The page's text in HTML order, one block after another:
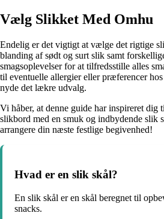
Vælg Slikket Med Omhu
Endelig er det vigtigt at vælge det rigtige
blanding af sødt og surt slik samt
smagsoplevelser for at tilfredsstille alles
til eventuelle allergier eller præferencer
nyde det lækre udvalg.
Vi håber, at denne guide har inspireret dig
slikbord med en smuk og indbydende slik
arrangere din næste festlige begivenhed!
Hvad er en slik skål?
En slik skål er en skål beregnet til
snacks.